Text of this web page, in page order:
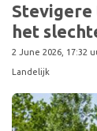
Stevigere
het
2 June 2026, 17:32
Landelijk